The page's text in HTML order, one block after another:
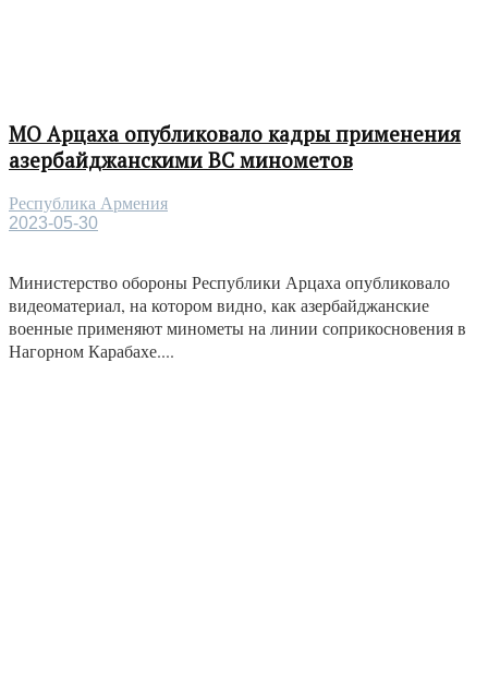
МО Арцаха опубликовало кадры применения
азербайджанскими ВС минометов
Республика Армения
2023-05-30
Министерство обороны Республики Арцаха опубликовало
видеоматериал, на котором видно, как азербайджанские
военные применяют минометы на линии соприкосновения в
Нагорном Карабахе....